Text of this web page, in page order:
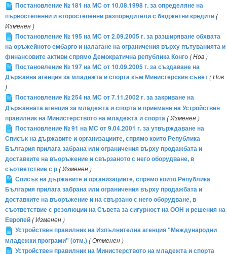
Постановление № 181 на МС от 10.08.1998 г. за определяне на
първостепенни и второстепенни разпоредители с бюджетни кредити(
Изменен )
Постановление № 195 на МС от 2.09.2005 г. за разширяване обхвата
на оръжейното ембарго и налагане на ограничения върху пътуванията и
финансовите активи спрямо Демократична република Конго( Нов )
Постановление № 197 на МС от 10.09.2005 г. за създаване на
Държавна агенция за младежта и спорта към Министерския съвет( Нов
)
Постановление № 254 на МС от 7.11.2002 г. за закриване на
Държавната агенция за младежта и спорта и приемане на Устройствен
правилник на Министерството на младежта и спорта( Изменен )
Постановление № 91 на МС от 9.04.2001 г. за утвърждаване на
Списък на държавите и организациите, спрямо които Република
България прилага забрана или ограничения върху продажбата и
доставките на въоръжение и свързаното с него оборудване, в
съответствие с р( Изменен )
Списък на държавите и организациите, спрямо които Република
България прилага забрана или ограничения върху продажбата и
доставките на въоръжение и на свързано с него оборудване, в
съответствие с резолюции на Съвета за сигурност на ООН и решения на
Европей( Изменен )
Устройствен правилник на Изпълнителна агенция "Международни
младежки програми" (отм.)( Отменен )
Устройствен правилник на Министерството на младежта и спорта